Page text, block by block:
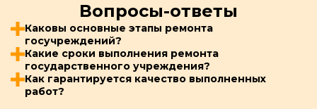
Вопросы-ответы
Каковы основные этапы ремонта
госучреждений?
Какие сроки выполнения ремонта
государственного учреждения?
Как гарантируется качество выполненных
работ?